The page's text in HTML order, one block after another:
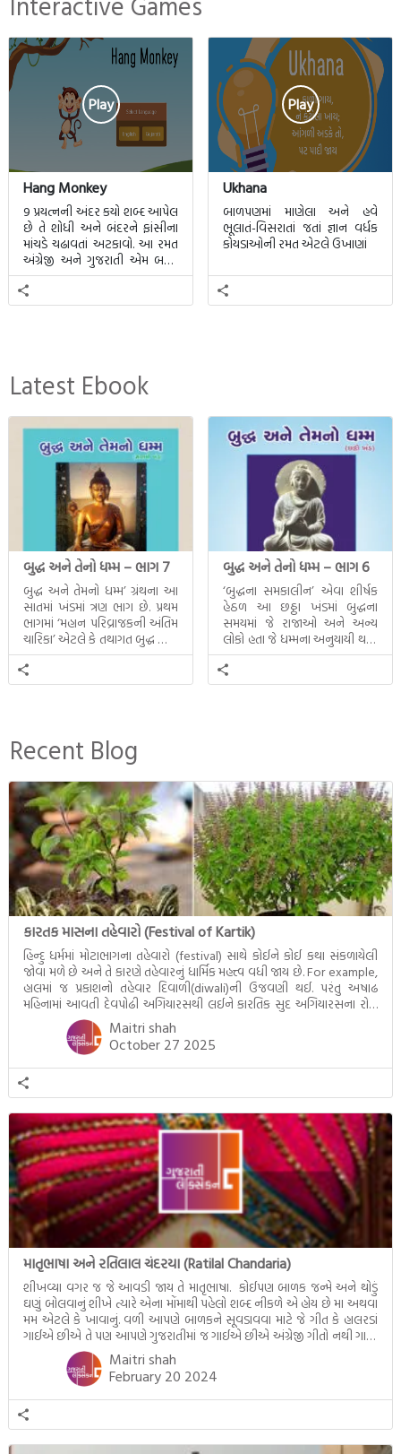
Play
Hang Monkey
9 પ્રયત્નની અંદર કયો શબ્દ આપેલ
છે તે શોધી અને બંદરને ફાંસીના
માંચડે ચઢાવતાં અટકાવો. આ રમત
અંગ્રેજી અને ગુજરાતી એમ બન્ને
ભાષા માટે રમી શકાશે.
Play
Ukhana
બાળપણમાં માણેલા અને હવે
ભૂલાતં-વિસરાતાં જતાં જ્ઞાન વર્ધક
કોયડાઓની રમત એટલે ઉખાણાં
Latest Ebook
બુદ્ધ અને તેનો ધમ્મ – ભાગ 7
બુદ્ધ અને તેમનો ધમ્મ’ ગ્રંથના આ
સાતમાં ખંડમાં ત્રણ ભાગ છે. પ્રથમ
ભાગમાં ‘મહાન પરિવ્રાજકની અંતિમ
ચારિકા’ એટલે કે તથાગત બુદ્ધ સાથે
સતત પરિભ્રમણ કરતા સહચારીઓ
સાથે ફરી એકવારની
મુલાકાત, બીજા ભાગમાં તથાગતે
ઉત્તરાધિકારી તરીકે સ્થાપે છે તે
દૃશ્યો અંકિત થયાં છે. ટૂંકમાં બુદ્ધનાં
જીવનના અંતિમ દિવસોની યાત્રાનો
પરિપાક જોવા મળે […]
બુદ્ધ અને તેનો ધમ્મ – ભાગ 6
‘બુદ્ધના સમકાલીન’ એવા શીર્ષક
હેઠળ આ છઠ્ઠા ખંડમાં બુદ્ધના
સમયમાં જે રાજાઓ અને અન્ય
લોકો હતા જે ધમ્મના અનુયાયી થયા.
તેમનો અને બુદ્ધ વચ્ચે થયેલો
સત્સંગ વીશે જાણકારી મળે છે.
Recent Blog
કારતક માસના તહેવારો (Festival of Kartik)
હિન્દુ ધર્મમાં મોટાભાગના તહેવારો (festival) સાથે કોઈને કોઈ કથા સંકળાયેલી
જોવા મળે છે અને તે કારણે તહેવારનું ધાર્મિક મહત્ત્વ વધી જાય છે. For example,
હાલમાં જ પ્રકાશનો તહેવાર દિવાળી(diwali)ની ઉજવણી થઈ. પરંતુ અષાઢ
મહિનામાં આવતી દેવપોઢી અગિયારસથી લઈને કારતિક સુદ અગિયારસના રોજ
આવતી દેવ ઊઠી અગિયારસ વચ્ચે મોટેભાગે યજ્ઞોપવીત સંસ્કાર, લગ્ન,
દીક્ષાગ્રહણ, યજ્ઞ, ગૃહપ્રવેશ જેવા […]
Maitri shah
October 27 2025
માતૃભાષા અને રતિલાલ ચંદરયા (Ratilal Chandaria)
શીખવ્યા વગર જ જે આવડી જાય તે માતૃભાષા. કોઈપણ બાળક જન્મે અને થોડું
ઘણું બોલવાનું શીખે ત્યારે એના મોંમાથી પહેલો શબ્દ નીકળે એ હોય છે મા અથવા
મમ એટલે કે ખાવાનું. વળી આપણે બાળકને સૂવડાવવા માટે જે ગીત કે હાલરડાં
ગાઈએ છીએ તે પણ આપણે ગુજરાતીમાં જ ગાઈએ છીએ અંગ્રેજી ગીતો નથી ગાતા.
આમ બાળકને […]
Maitri shah
February 20 2024